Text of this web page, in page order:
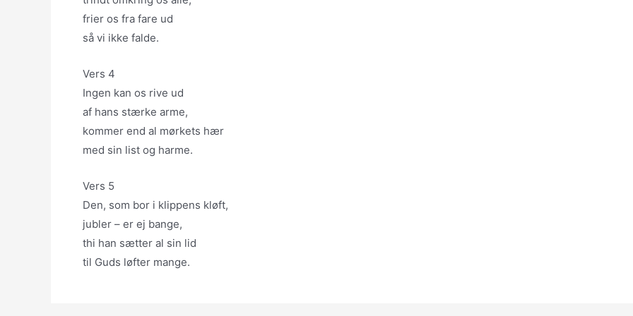
frier os fra fare ud
så vi ikke falde.
Vers 4
Ingen kan os rive ud
af hans stærke arme,
kommer end al mørkets hær
med sin list og harme.
Vers 5
Den, som bor i klippens kløft,
jubler – er ej bange,
thi han sætter al sin lid
til Guds løfter mange.